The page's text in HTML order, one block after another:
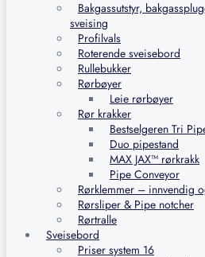
Bakgassutstyr,
sveising
Profilvals
Roterende sveisebord
Rullebukker
Rørbøyer
Leie rørbøyer
Rør krakker
Bestselgeren Tri
Duo pipestand
MAX JAX™ rørkrakk
Pipe Conveyor
Rørklemmer – innvendig
Rørsliper & Pipe notcher
Rørtralle
Sveisebord
Priser system 16